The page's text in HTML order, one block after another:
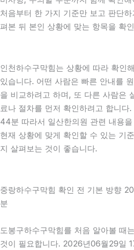
처음부터 한 가지 기준만 보고 판단
펴본 뒤 본인 상황에 맞는 항목을 확
인천하수구막힘는 상황에 따라 확인
있습니다. 어떤 사람은 빠른 안내를
을 비교하려고 하며, 또 다른 사람은
료나 절차를 먼저 확인하려고 합니
44분 따라서 일산한의원 관련 내용
현재 상황에 맞게 확인할 수 있는 기
지 살펴보는 것이 좋습니다.
중랑하수구막힘 확인 전 기본 방향
분
도봉구하수구막힘를 처음 알아볼 때
것이 필요합니다. 2026년06월29일